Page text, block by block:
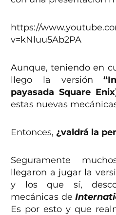
https://
v=kNluu5Ab2PA
Aunque, teniendo en
llego la versión
payasada Square
estas nuevas
Entonces, ¿valdrá la
Seguramente
llegaron a jugar la
y los que sí,
mecánicas de
Es por esto y que